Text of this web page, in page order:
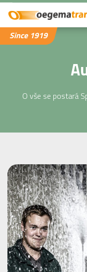
Since 1919
O vše se postará